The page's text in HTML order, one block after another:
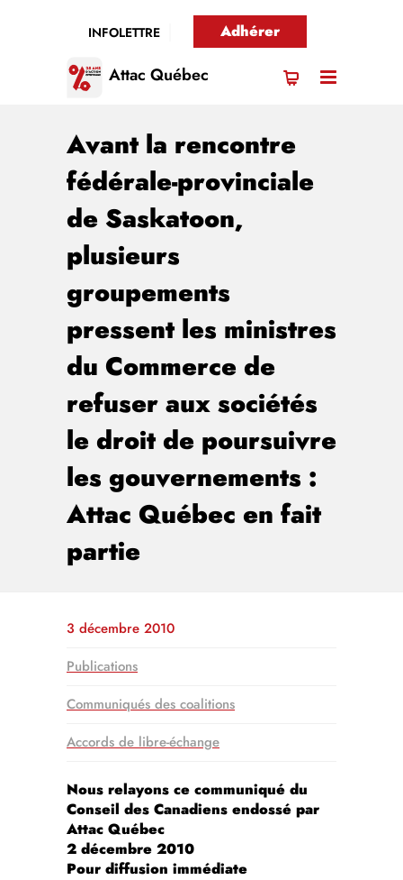
INFOLETTRE Adhérer
Attac Québec
Avant la rencontre
fédérale-provinciale
de Saskatoon,
plusieurs
groupements
pressent les ministres
du Commerce de
refuser aux sociétés
le droit de poursuivre
les gouvernements :
Attac Québec en fait
partie
3 décembre 2010
Publications
Communiqués des coalitions
Accords de libre-échange
Nous relayons ce communiqué du
Conseil des Canadiens endossé par
Attac Québec
2 décembre 2010
Pour diffusion immédiate